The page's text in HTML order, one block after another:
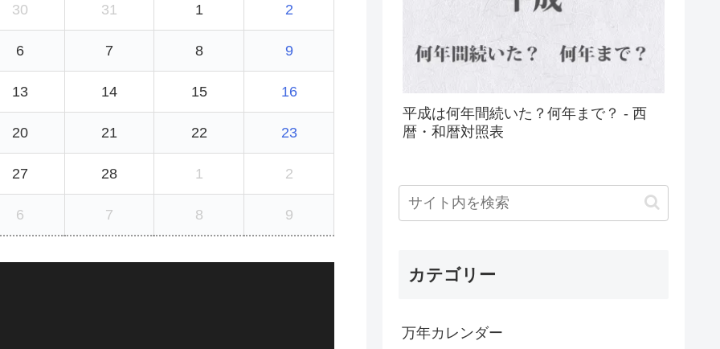
30 31 1 2
6 7 8 9
13 14 15 16
20 21 22 23
27 28 1 2
6 7 8 9
平成は何年間続いた？何年まで？ - 西
暦・和暦対照表
カテゴリー
万年カレンダー